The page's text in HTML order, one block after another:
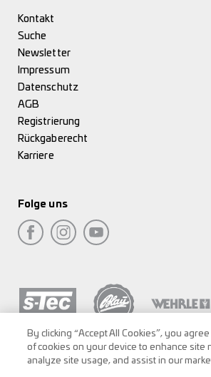
Kontakt
Suche
Newsletter
Impressum
Datenschutz
AGB
Registrierung
Rückgaberecht
Karriere
Folge uns
By clicking “Accept All Cookies”, you
of cookies on your device to enhance site
analyze site usage, and assist in our